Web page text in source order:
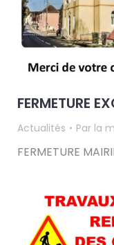
FERMETURE
Actualités Par la
FERMETURE